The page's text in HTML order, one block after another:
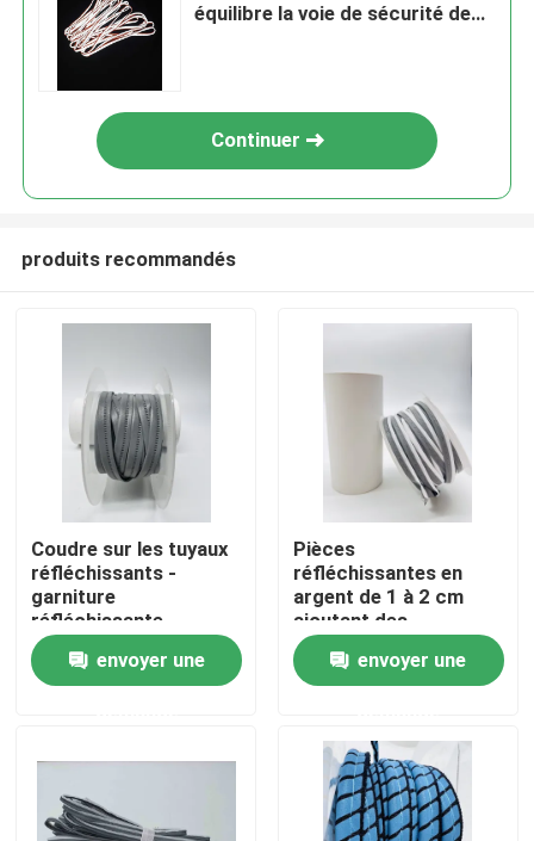
Aperçu
Produits
A propos de nous
équilibre la voie de sécurité de
Continuer
produits recommandés
Coudre sur les tuyaux
réfléchissants -
garniture
réfléchissante
couramment utilisée
dans diverses
applications
envoyer une
Pièces
réfléchissantes en
argent de 1 à 2 cm
ajoutant des
caractéristiques de
visibilité et de sécurité
aux vêtements
envoyer une